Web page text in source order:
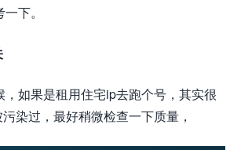
下。
，如果是租用住宅ip去跑个号，其实很
染过，最好稍微检查一下质量，